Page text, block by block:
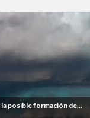
posible formación de...